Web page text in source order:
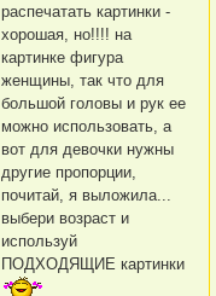
распечатать картинки -
хорошая, но!!!! на
картинке фигура
женщины, так что для
большой головы и рук ее
можно использовать, а
вот для девочки нужны
другие пропорции,
почитай, я выложила...
выбери возраст и
используй
ПОДХОДЯЩИЕ картинки